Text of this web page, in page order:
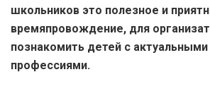
школьников это полезное и
времяпровождение, для
познакомить детей с актуальными
профессиями.